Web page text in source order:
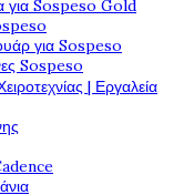
για Sospeso Gold
για Sospeso
Sospeso
| Εργαλεία